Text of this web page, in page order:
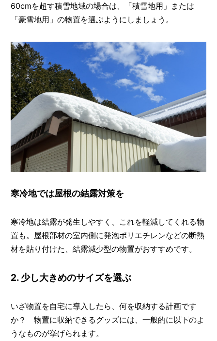
60cmを超す積雪地域の場合は、「積雪地用」または
「豪雪地用」の物置を選ぶようにしましょう。
寒冷地では屋根の結露対策を
寒冷地は結露が発生しやすく、これを軽減してくれる物
置も。屋根部材の室内側に発泡ポリエチレンなどの断熱
材を貼り付けた、結露減少型の物置がおすすめです。
2. 少し大きめのサイズを選ぶ
いざ物置を自宅に導入したら、何を収納する計画です
か？ 物置に収納できるグッズには、一般的に以下のよ
うなものが挙げられます。